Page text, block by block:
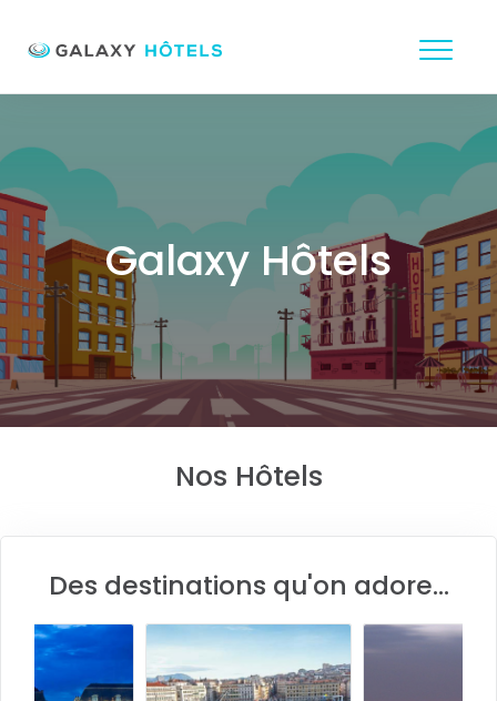
Galaxy Hôtels
Nos Hôtels
Des destinations qu'on adore...